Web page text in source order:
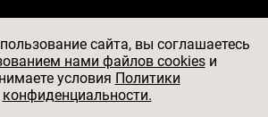
© 2026
ИНН 7705056238,
сайта, вы соглашаетесь
нами файлов cookiesи
условия Политики
конфиденциальности.